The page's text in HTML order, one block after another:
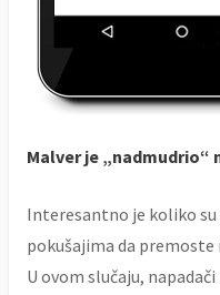
Malver je „nadmudrio“
Interesantno je koliko
pokušajima da premoste
U ovom slučaju,